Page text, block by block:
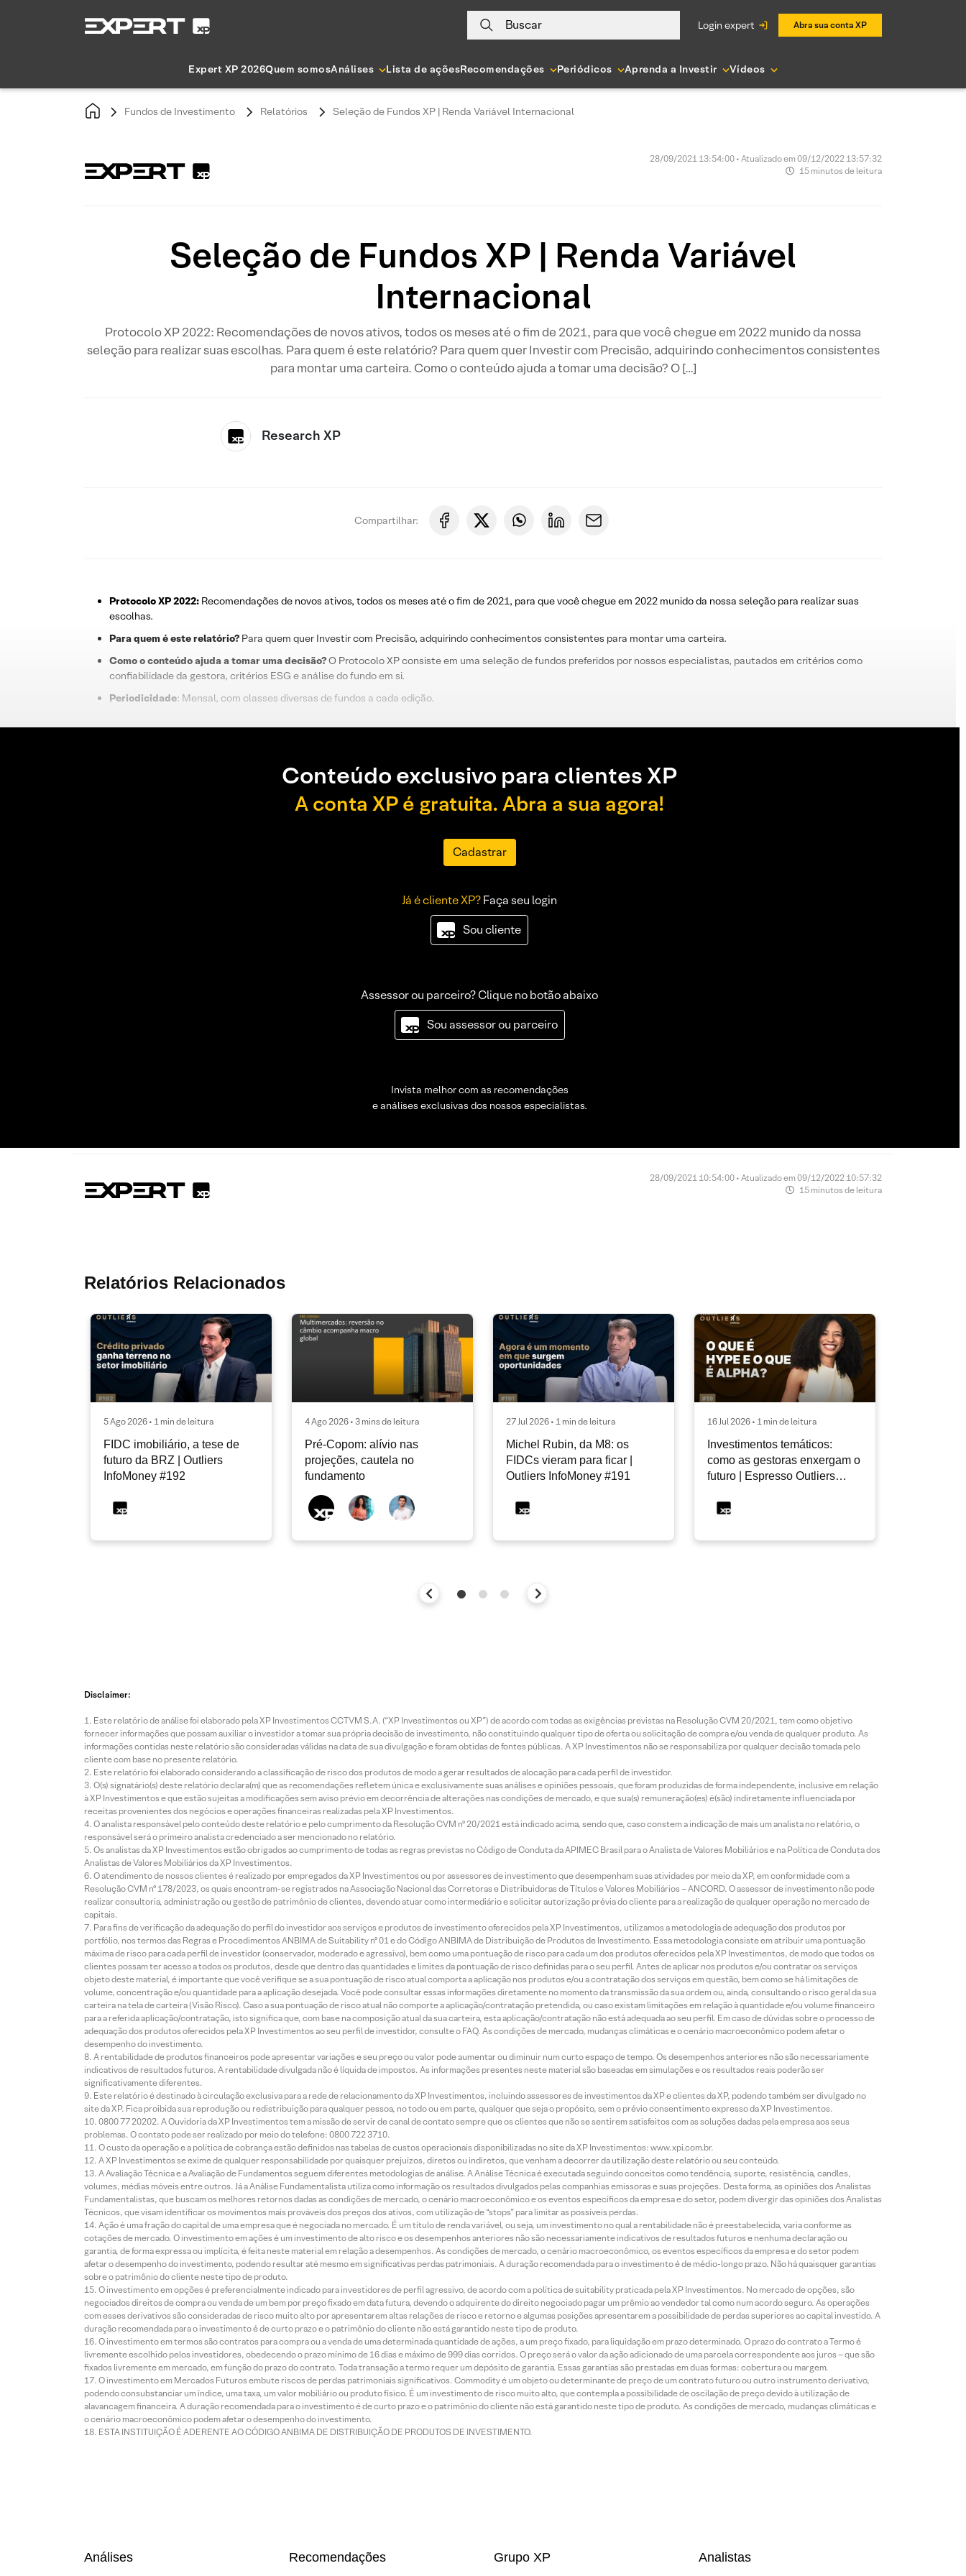
Buscar login expert Abra sua conta XP
Expert XP 2026Quem somosAnálises Lista de açõesRecomendações Periódicos Aprenda a Investir Vídeos
Fundos de Investimento Relatórios Seleção de Fundos XP | Renda Variável Internacional
28/09/2021 13:54:00 • Atualizado em 09/12/2022 13:57:32
15 minutos de leitura
Seleção de Fundos XP | Renda Variável
Internacional
Protocolo XP 2022: Recomendações de novos ativos, todos os meses até o fim de 2021, para que você chegue em 2022 munido da nossa
seleção para realizar suas escolhas. Para quem é este relatório? Para quem quer Investir com Precisão, adquirindo conhecimentos consistentes
para montar uma carteira. Como o conteúdo ajuda a tomar uma decisão? O […]
Research XP
Compartilhar:
Protocolo XP 2022: Recomendações de novos ativos, todos os meses até o fim de 2021, para que você chegue em 2022 munido da nossa seleção para realizar suas
escolhas.
Para quem é este relatório? Para quem quer Investir com Precisão, adquirindo conhecimentos consistentes para montar uma carteira.
Como o conteúdo ajuda a tomar uma decisão?O Protocolo XP consiste em uma seleção de fundos preferidos por nossos especialistas, pautados em critérios como
confiabilidade da gestora, critérios ESG e análise do fundo em si.
Periodicidade: Mensal, com classes diversas de fundos a cada edição.
Conteúdo exclusivo para clientes XP
A conta XP é gratuita. Abra a sua agora!
Cadastrar
Já é cliente XP?Faça seu login
Sou cliente
Assessor ou parceiro? Clique no botão abaixo
Sou assessor ou parceiro
Invista melhor com as recomendações
e análises exclusivas dos nossos especialistas.
28/09/2021 10:54:00 • Atualizado em 09/12/2022 10:57:32
15 minutos de leitura
Relatórios Relacionados
5 Ago 2026 • 1 min de leitura
FIDC imobiliário, a tese de
futuro da BRZ | Outliers
InfoMoney #192
4 Ago 2026 • 3 mins de leitura
Pré-Copom: alívio nas
projeções, cautela no
fundamento
27 Jul 2026 • 1 min de leitura
Michel Rubin, da M8: os
FIDCs vieram para ficar |
Outliers InfoMoney #191
16 Jul 2026 • 1 min de leitura
Investimentos temáticos:
como as gestoras enxergam o
futuro | Espresso Outliers
Disclaimer:
Este relatório de análise foi elaborado pela XP Investimentos CCTVM S.A. (“XP Investimentos ou XP”) de acordo com todas as exigências previstas na Resolução CVM 20/2021, tem como objetivo
fornecer informações que possam auxiliar o investidor a tomar sua própria decisão de investimento, não constituindo qualquer tipo de oferta ou solicitação de compra e/ou venda de qualquer produto. As
informações contidas neste relatório são consideradas válidas na data de sua divulgação e foram obtidas de fontes públicas. A XP Investimentos não se responsabiliza por qualquer decisão tomada pelo
cliente com base no presente relatório.
Este relatório foi elaborado considerando a classificação de risco dos produtos de modo a gerar resultados de alocação para cada perfil de investidor.
O(s) signatário(s) deste relatório declara(m) que as recomendações refletem única e exclusivamente suas análises e opiniões pessoais, que foram produzidas de forma independente, inclusive em relação
à XP Investimentos e que estão sujeitas a modificações sem aviso prévio em decorrência de alterações nas condições de mercado, e que sua(s) remuneração(es) é(são) indiretamente influenciada por
receitas provenientes dos negócios e operações financeiras realizadas pela XP Investimentos.
O analista responsável pelo conteúdo deste relatório e pelo cumprimento da Resolução CVM nº 20/2021 está indicado acima, sendo que, caso constem a indicação de mais um analista no relatório, o
responsável será o primeiro analista credenciado a ser mencionado no relatório.
Os analistas da XP Investimentos estão obrigados ao cumprimento de todas as regras previstas no Código de Conduta da APIMEC Brasil para o Analista de Valores Mobiliários e na Política de Conduta dos
Analistas de Valores Mobiliários da XP Investimentos.
O atendimento de nossos clientes é realizado por empregados da XP Investimentos ou por assessores de investimento que desempenham suas atividades por meio da XP, em conformidade com a
Resolução CVM nº 178/2023, os quais encontram-se registrados na Associação Nacional das Corretoras e Distribuidoras de Títulos e Valores Mobiliários – ANCORD. O assessor de investimento não pode
realizar consultoria, administração ou gestão de patrimônio de clientes, devendo atuar como intermediário e solicitar autorização prévia do cliente para a realização de qualquer operação no mercado de
capitais.
Para fins de verificação da adequação do perfil do investidor aos serviços e produtos de investimento oferecidos pela XP Investimentos, utilizamos a metodologia de adequação dos produtos por
portfólio, nos termos das Regras e Procedimentos ANBIMA de Suitability nº 01 e do Código ANBIMA de Distribuição de Produtos de Investimento. Essa metodologia consiste em atribuir uma pontuação
máxima de risco para cada perfil de investidor (conservador, moderado e agressivo), bem como uma pontuação de risco para cada um dos produtos oferecidos pela XP Investimentos, de modo que todos os
clientes possam ter acesso a todos os produtos, desde que dentro das quantidades e limites da pontuação de risco definidas para o seu perfil. Antes de aplicar nos produtos e/ou contratar os serviços
objeto deste material, é importante que você verifique se a sua pontuação de risco atual comporta a aplicação nos produtos e/ou a contratação dos serviços em questão, bem como se há limitações de
volume, concentração e/ou quantidade para a aplicação desejada. Você pode consultar essas informações diretamente no momento da transmissão da sua ordem ou, ainda, consultando o risco geral da sua
carteira na tela de carteira (Visão Risco). Caso a sua pontuação de risco atual não comporte a aplicação/contratação pretendida, ou caso existam limitações em relação à quantidade e/ou volume financeiro
para a referida aplicação/contratação, isto significa que, com base na composição atual da sua carteira, esta aplicação/contratação não está adequada ao seu perfil. Em caso de dúvidas sobre o processo de
adequação dos produtos oferecidos pela XP Investimentos ao seu perfil de investidor, consulte o FAQ. As condições de mercado, mudanças climáticas e o cenário macroeconômico podem afetar o
desempenho do investimento.
A rentabilidade de produtos financeiros pode apresentar variações e seu preço ou valor pode aumentar ou diminuir num curto espaço de tempo. Os desempenhos anteriores não são necessariamente
indicativos de resultados futuros. A rentabilidade divulgada não é líquida de impostos. As informações presentes neste material são baseadas em simulações e os resultados reais poderão ser
significativamente diferentes.
Este relatório é destinado à circulação exclusiva para a rede de relacionamento da XP Investimentos, incluindo assessores de investimentos da XP e clientes da XP, podendo também ser divulgado no
site da XP. Fica proibida sua reprodução ou redistribuição para qualquer pessoa, no todo ou em parte, qualquer que seja o propósito, sem o prévio consentimento expresso da XP Investimentos.
0800 77 20202. A Ouvidoria da XP Investimentos tem a missão de servir de canal de contato sempre que os clientes que não se sentirem satisfeitos com as soluções dadas pela empresa aos seus
problemas. O contato pode ser realizado por meio do telefone: 0800 722 3710.
O custo da operação e a política de cobrança estão definidos nas tabelas de custos operacionais disponibilizadas no site da XP Investimentos: www.xpi.com.br.
A XP Investimentos se exime de qualquer responsabilidade por quaisquer prejuízos, diretos ou indiretos, que venham a decorrer da utilização deste relatório ou seu conteúdo.
A Avaliação Técnica e a Avaliação de Fundamentos seguem diferentes metodologias de análise. A Análise Técnica é executada seguindo conceitos como tendência, suporte, resistência, candles,
volumes, médias móveis entre outros. Já a Análise Fundamentalista utiliza como informação os resultados divulgados pelas companhias emissoras e suas projeções. Desta forma, as opiniões dos Analistas
Fundamentalistas, que buscam os melhores retornos dadas as condições de mercado, o cenário macroeconômico e os eventos específicos da empresa e do setor, podem divergir das opiniões dos Analistas
Técnicos, que visam identificar os movimentos mais prováveis dos preços dos ativos, com utilização de “stops” para limitar as possíveis perdas.
Ação é uma fração do capital de uma empresa que é negociada no mercado. É um título de renda variável, ou seja, um investimento no qual a rentabilidade não é preestabelecida, varia conforme as
cotações de mercado. O investimento em ações é um investimento de alto risco e os desempenhos anteriores não são necessariamente indicativos de resultados futuros e nenhuma declaração ou
garantia, de forma expressa ou implícita, é feita neste material em relação a desempenhos. As condições de mercado, o cenário macroeconômico, os eventos específicos da empresa e do setor podem
afetar o desempenho do investimento, podendo resultar até mesmo em significativas perdas patrimoniais. A duração recomendada para o investimento é de médio-longo prazo. Não há quaisquer garantias
sobre o patrimônio do cliente neste tipo de produto.
O investimento em opções é preferencialmente indicado para investidores de perfil agressivo, de acordo com a política de suitability praticada pela XP Investimentos. No mercado de opções, são
negociados direitos de compra ou venda de um bem por preço fixado em data futura, devendo o adquirente do direito negociado pagar um prêmio ao vendedor tal como num acordo seguro. As operações
com esses derivativos são consideradas de risco muito alto por apresentarem altas relações de risco e retorno e algumas posições apresentarem a possibilidade de perdas superiores ao capital investido. A
duração recomendada para o investimento é de curto prazo e o patrimônio do cliente não está garantido neste tipo de produto.
O investimento em termos são contratos para compra ou a venda de uma determinada quantidade de ações, a um preço fixado, para liquidação em prazo determinado. O prazo do contrato a Termo é
livremente escolhido pelos investidores, obedecendo o prazo mínimo de 16 dias e máximo de 999 dias corridos. O preço será o valor da ação adicionado de uma parcela correspondente aos juros – que são
fixados livremente em mercado, em função do prazo do contrato. Toda transação a termo requer um depósito de garantia. Essas garantias são prestadas em duas formas: cobertura ou margem.
O investimento em Mercados Futuros embute riscos de perdas patrimoniais significativos. Commodity é um objeto ou determinante de preço de um contrato futuro ou outro instrumento derivativo,
podendo consubstanciar um índice, uma taxa, um valor mobiliário ou produto físico. É um investimento de risco muito alto, que contempla a possibilidade de oscilação de preço devido à utilização de
alavancagem financeira. A duração recomendada para o investimento é de curto prazo e o patrimônio do cliente não está garantido neste tipo de produto. As condições de mercado, mudanças climáticas e
o cenário macroeconômico podem afetar o desempenho do investimento.
ESTA INSTITUIÇÃO É ADERENTE AO CÓDIGO ANBIMA DE DISTRIBUIÇÃO DE PRODUTOS DE INVESTIMENTO.
Análises Recomendações Grupo XP Analistas